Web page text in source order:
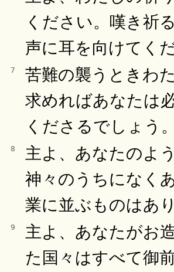
ください。嘆き祈
声に耳を向けてくだ
7
苦難の襲うときわ
求めればあなたは
くださるでしょう。
8
主よ、あなたのよ
神々のうちになく
業に並ぶものはあ
9
主よ、あなたがお
た国々はすべて御